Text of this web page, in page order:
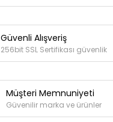
Güvenli Alışveriş
256bit SSL Sertifikası güvenlik
Müşteri Memnuniyeti
Güvenilir marka ve ürünler